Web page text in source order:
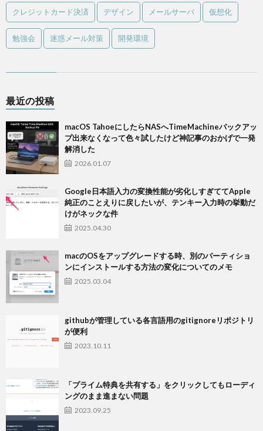
クレジットカード決済 デザイン メールサーバ 仮想化
勉強会 迷惑メール対策 開発環境
最近の投稿
macOS TahoeにしたらNASへTimeMachineバックアッ
プ出来なくなって色々試したけど神記事のおかげで一発
解消した
2026.01.07
Google日本語入力の変換性能が劣化しすぎててApple
純正のことえりに戻したいが、テンキー入力時の挙動だ
けがネックな件
2025.04.30
macのOSをアップグレードする時、別のパーティショ
ンにインストールする方法の変化についてのメモ
2025.03.04
githubが管理している各言語用のgitignoreリポジトリ
が便利
2023.10.11
「プライム特典を共有する」をクリックしてもローディ
ングのまま進まない問題
2023.09.25